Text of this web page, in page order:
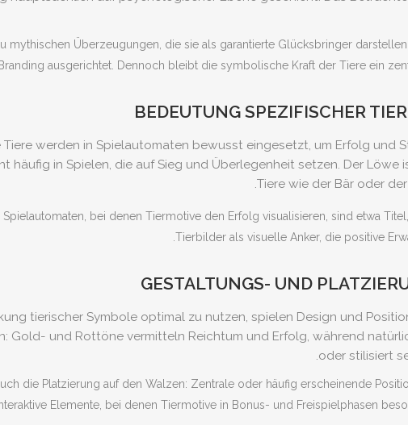
mythischen Überzeugungen, die sie als garantierte Glücksbringer
Branding ausgerichtet. Dennoch bleibt die symbolische Kraft der Tiere ein
BEDEUTUNG SPEZIFISCHER
Tiere werden in Spielautomaten bewusst eingesetzt, um Erfolg und
häufig in Spielen, die auf Sieg und Überlegenheit setzen. Der
Tiere wie der Bär oder
Spielautomaten, bei denen Tiermotive den Erfolg visualisieren, sind etwa
Tierbilder als visuelle Anker, die positive
GESTALTUNGS- UND
tierischer Symbole optimal zu nutzen, spielen Design und
Gold- und Rottöne vermitteln Reichtum und Erfolg, während
oder stilisiert
die Platzierung auf den Walzen: Zentrale oder häufig erscheinende
Elemente, bei denen Tiermotive in Bonus- und Freispielphasen